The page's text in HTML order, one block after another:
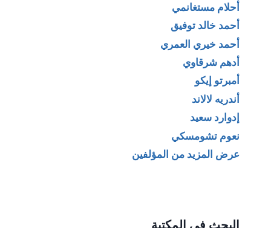
أحلام مستغانمي
أحمد خالد توفيق
أحمد خيري العمري
أدهم شرقاوي
أمبرتو إيكو
أندريه لالاند
إدوارد سعيد
نعوم تشومسكي
عرض المزيد من المؤلفين
البحث في المكتبة